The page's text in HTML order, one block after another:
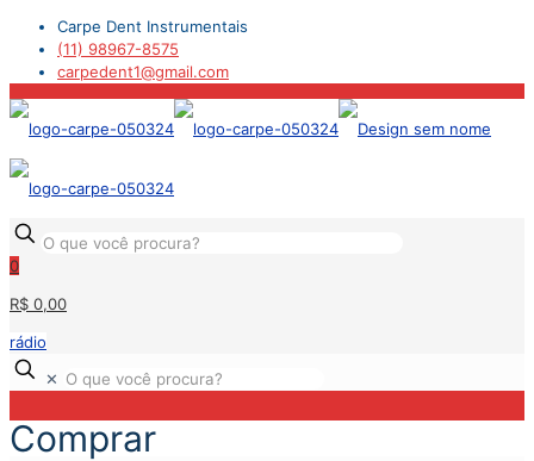
Carpe Dent Instrumentais
(11) 98967-8575
carpedent1@gmail.com
0
R$ 0,00
rádio
✕
Comprar